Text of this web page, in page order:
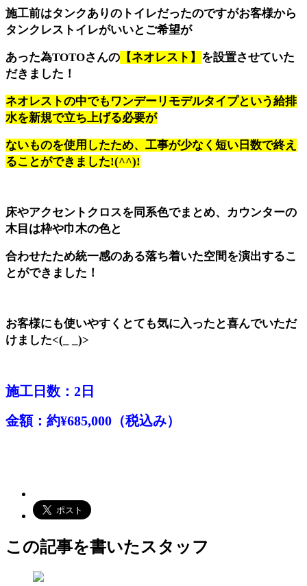
施工前はタンクありのトイレだったのですがお客様から
タンクレストイレがいいとご希望が
あった為TOTOさんの 【ネオレスト】 を設置させていた
だきました！
ネオレストの中でもワンデーリモデルタイプという給排
水を新規で立ち上げる必要が
ないものを使用したため、工事が少なく短い日数で終え
ることができました!(^^)!
床やアクセントクロスを同系色でまとめ、カウンターの
木目は枠や巾木の色と
合わせたため統一感のある落ち着いた空間を演出するこ
とができました！
お客様にも使いやすくとても気に入ったと喜んでいただ
けました<(_ _)>
施工日数：2日
金額：約¥685,000（税込み）
この記事を書いたスタッフ